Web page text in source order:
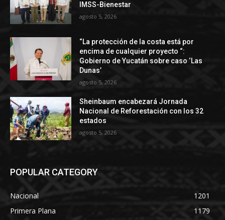
IMSS-Bienestar
agosto 5, 2026
“La protección de la costa está por
encima de cualquier proyecto “:
Gobierno de Yucatán sobre caso ‘Las
Dunas’
agosto 5, 2026
Sheinbaum encabezará Jornada
Nacional de Reforestación con los 32
estados
agosto 5, 2026
POPULAR CATEGORY
Nacional
1201
Primera Plana
1179